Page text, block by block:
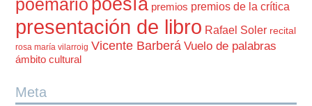
poemario poesía premios premios de la crítica
presentación de libro Rafael Soler recital
rosa maría vilarroig Vicente Barberá Vuelo de palabras
ámbito cultural
Meta